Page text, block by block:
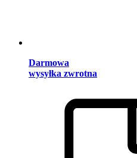
Darmowa
wysyłka zwrotna